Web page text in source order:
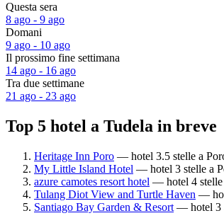
Questa sera
8 ago - 9 ago
Domani
9 ago - 10 ago
Il prossimo fine settimana
14 ago - 16 ago
Tra due settimane
21 ago - 23 ago
Top 5 hotel a Tudela in breve
Heritage Inn Poro — hotel 3.5 stelle a
My Little Island Hotel — hotel 3 stelle a
azure camotes resort hotel — hotel 4 stelle
Tulang Diot View and Turtle Haven —
Santiago Bay Garden & Resort — hotel 3